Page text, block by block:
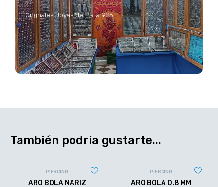
Orignales Joyas de Plata 925
También podría gustarte...
PIERCING
ARO BOLA NARIZ
PIERCING
ARO BOLA 0.8 MM